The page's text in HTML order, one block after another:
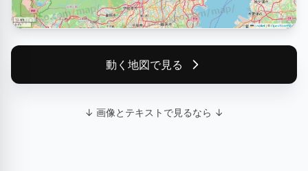
動く地図で見る
↓ 画像とテキストで見るなら ↓